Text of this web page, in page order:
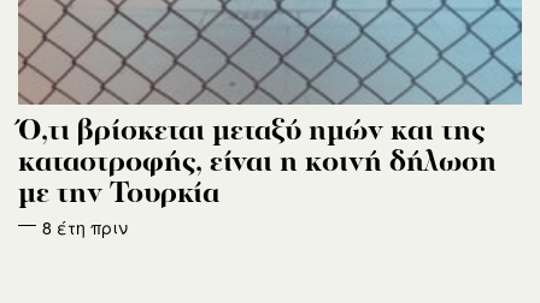
Ό,τι βρίσκεται μεταξύ ημών και της
καταστροφής, είναι η κοινή δήλωση
με την Τουρκία
8 έτη πριν